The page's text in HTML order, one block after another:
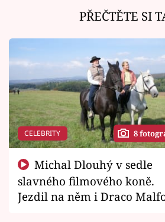
PŘEČTĚTE SI
CELEBRITY 8
slavného filmového koně.
Jezdil na něm i Draco